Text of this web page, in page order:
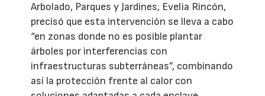
Arbolado, Parques y Jardines, Evelia Rincón,
precisó que esta intervención se lleva a cabo
“en zonas donde no es posible plantar
árboles por interferencias con
infraestructuras subterráneas”, combinando
así la protección frente al calor con